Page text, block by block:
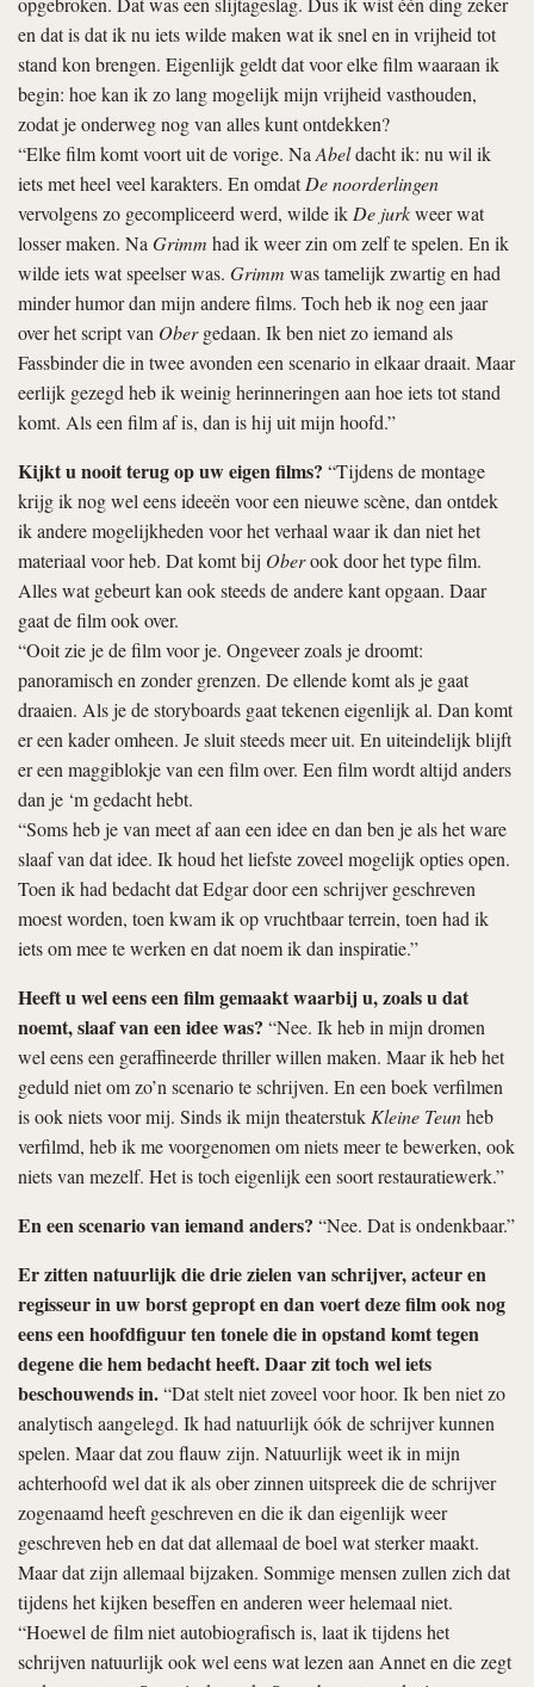
en dat is dat ik nu iets wilde maken wat ik snel en in vrijheid tot
stand kon brengen. Eigenlijk geldt dat voor elke film waaraan ik
begin: hoe kan ik zo lang mogelijk mijn vrijheid vasthouden,
zodat je onderweg nog van alles kunt ontdekken?
“Elke film komt voort uit de vorige. NaAbeldacht ik: nu wil ik
iets met heel veel karakters. En omdatDe noorderlingen
vervolgens zo gecompliceerd werd, wilde ikDe jurkweer wat
losser maken. NaGrimm had ik weer zin om zelf te spelen. En ik
wilde iets wat speelser was. Grimm was tamelijk zwartig en had
minder humor dan mijn andere films. Toch heb ik nog een jaar
over het script van Obergedaan. Ik ben niet zo iemand als
Fassbinder die in twee avonden een scenario in elkaar draait. Maar
eerlijk gezegd heb ik weinig herinneringen aan hoe iets tot stand
komt. Als een film af is, dan is hij uit mijn hoofd.”
Kijkt u nooit terug op uw eigen films? “Tijdens de montage
krijg ik nog wel eens ideeën voor een nieuwe scène, dan ontdek
ik andere mogelijkheden voor het verhaal waar ik dan niet het
materiaal voor heb. Dat komt bij Oberook door het type film.
Alles wat gebeurt kan ook steeds de andere kant opgaan. Daar
gaat de film ook over.
“Ooit zie je de film voor je. Ongeveer zoals je droomt:
panoramisch en zonder grenzen. De ellende komt als je gaat
draaien. Als je de storyboards gaat tekenen eigenlijk al. Dan komt
er een kader omheen. Je sluit steeds meer uit. En uiteindelijk blijft
er een maggiblokje van een film over. Een film wordt altijd anders
dan je ‘m gedacht hebt.
“Soms heb je van meet af aan een idee en dan ben je als het ware
slaaf van dat idee. Ik houd het liefste zoveel mogelijk opties open.
Toen ik had bedacht dat Edgar door een schrijver geschreven
moest worden, toen kwam ik op vruchtbaar terrein, toen had ik
iets om mee te werken en dat noem ik dan inspiratie.”
Heeft u wel eens een film gemaakt waarbij u, zoals u dat
noemt, slaaf van een idee was? “Nee. Ik heb in mijn dromen
wel eens een geraffineerde thriller willen maken. Maar ik heb het
geduld niet om zo’n scenario te schrijven. En een boek verfilmen
is ook niets voor mij. Sinds ik mijn theaterstukKleine Teunheb
verfilmd, heb ik me voorgenomen om niets meer te bewerken, ook
niets van mezelf. Het is toch eigenlijk een soort restauratiewerk.”
En een scenario van iemand anders? “Nee. Dat is ondenkbaar.”
Er zitten natuurlijk die drie zielen van schrijver, acteur en
regisseur in uw borst gepropt en dan voert deze film ook nog
eens een hoofdfiguur ten tonele die in opstand komt tegen
degene die hem bedacht heeft. Daar zit toch wel iets
beschouwends in.“Dat stelt niet zoveel voor hoor. Ik ben niet zo
analytisch aangelegd. Ik had natuurlijk óók de schrijver kunnen
spelen. Maar dat zou flauw zijn. Natuurlijk weet ik in mijn
achterhoofd wel dat ik als ober zinnen uitspreek die de schrijver
zogenaamd heeft geschreven en die ik dan eigenlijk weer
geschreven heb en dat dat allemaal de boel wat sterker maakt.
Maar dat zijn allemaal bijzaken. Sommige mensen zullen zich dat
tijdens het kijken beseffen en anderen weer helemaal niet.
“Hoewel de film niet autobiografisch is, laat ik tijdens het
schrijven natuurlijk ook wel eens wat lezen aan Annet en die zegt